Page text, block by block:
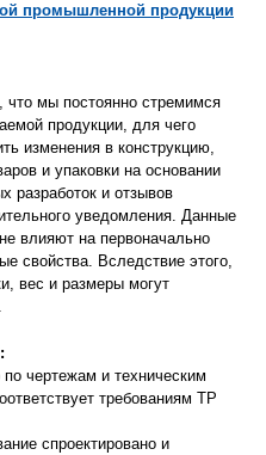
промышленной продукции
мы постоянно стремимся
продукции, для чего
изменения в конструкцию,
и упаковки на основании
разработок и отзывов
уведомления. Данные
влияют на первоначально
свойства. Вследствие этого,
вес и размеры могут
чертежам и техническим
требованиям ТР
спроектировано и